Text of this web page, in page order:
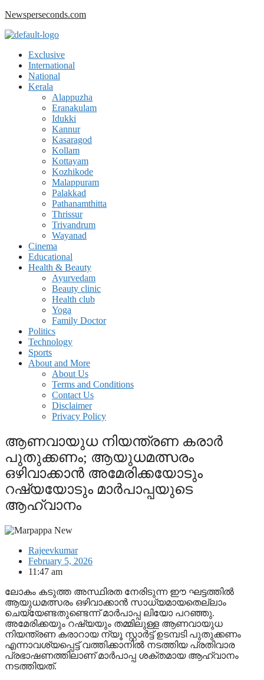
Skip
content
Newsperseconds.com
Menu
Exclusive
International
National
Kerala
Alappuzha
Eranakulam
Idukki
Kannur
Kasaragod
Kollam
Kottayam
Kozhikode
Malappuram
Palakkad
Pathanamthitta
Thrissur
Trivandrum
Wayanad
Cinema
Educational
Health & Beauty
Ayurvedam
Beauty clinic
Health club
Yoga
Family Doctor
Politics
Technology
Sports
About and More
About Us
Terms and Conditions
Contact Us
Disclaimer
Privacy Policy
ആണവായുധ നിയന്ത്രണ കരാർ
പുതുക്കണം; ആയുധമത്സരം
ഒഴിവാക്കാൻ അമേരിക്കയോടും
റഷ്യയോടും മാർപാപ്പയുടെ
ആഹ്വാനം
Rajeevkumar
February 5, 2026
11:47 am
ലോകം കടുത്ത അസ്ഥിരത നേരിടുന്ന ഈ ഘട്ടത്തിൽ
ആയുധമത്സരം ഒഴിവാക്കാൻ സാധ്യമായതെല്ലാം
ചെയ്യേണ്ടതുണ്ടെന്ന് മാർപാപ്പ ലിയോ പറഞ്ഞു.
അമേരിക്കയും റഷ്യയും തമ്മിലുള്ള ആണവായുധ
നിയന്ത്രണ കരാറായ ന്യൂ സ്റ്റാർട്ട് ഉടമ്പടി പുതുക്കണം
എന്നാവശ്യപ്പെട്ട് വത്തിക്കാനിൽ നടത്തിയ പ്രതിവാര
പ്രഭാഷണത്തിലാണ് മാർപാപ്പ ശക്തമായ ആഹ്വാനം
നടത്തിയത്.